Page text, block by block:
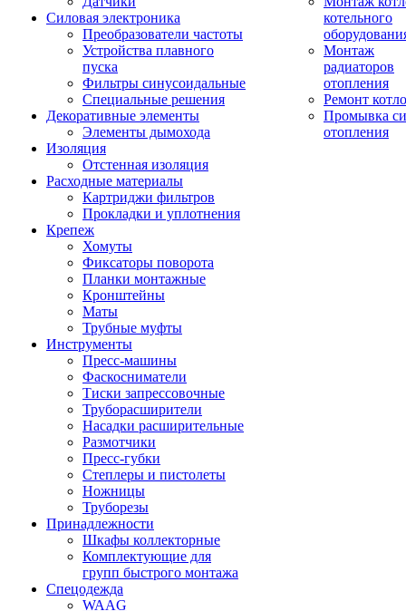
Силовая электроника
Преобразователи частоты
Устройства плавного
пуска
Фильтры синусоидальные
Специальные решения
Декоративные элементы
Элементы дымохода
Изоляция
Отстенная изоляция
Расходные материалы
Картриджи фильтров
Прокладки и уплотнения
Крепеж
Хомуты
Фиксаторы поворота
Планки монтажные
Кронштейны
Маты
Трубные муфты
Инструменты
Пресс-машины
Фаскосниматели
Тиски запрессовочные
Труборасширители
Насадки расширительные
Размотчики
Пресс-губки
Степлеры и пистолеты
Ножницы
Труборезы
Принадлежности
Шкафы коллекторные
Комплектующие для
групп быстрого монтажа
Спецодежда
WAAG
котельного
Монтаж
радиаторов
отопления
Ремонт
Промывка
отопления